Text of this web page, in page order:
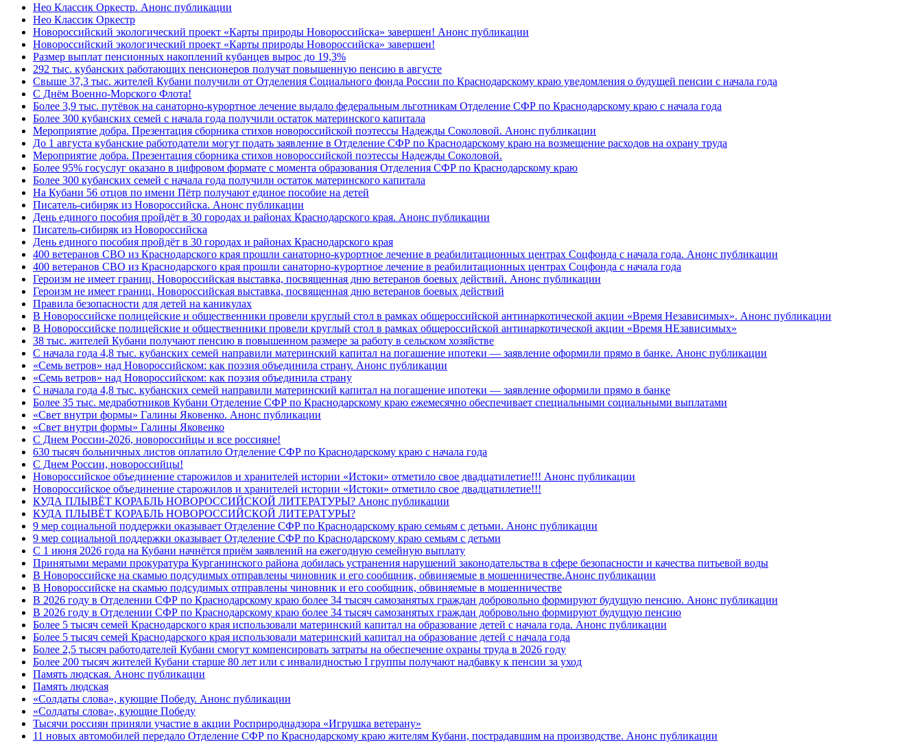
Нео Классик Оркестр. Анонс публикации
Нео Классик Оркестр
Новороссийский экологический проект «Карты природы Новороссийска» завершен! Анонс публикации
Новороссийский экологический проект «Карты природы Новороссийска» завершен!
Размер выплат пенсионных накоплений кубанцев вырос до 19,3%
292 тыс. кубанских работающих пенсионеров получат повышенную пенсию в августе
Свыше 37,3 тыс. жителей Кубани получили от Отделения Социального фонда России по Краснодарскому краю уведомления о будущей пенсии с начала года
C Днём Военно-Морского Флота!
Более 3,9 тыс. путёвок на санаторно-курортное лечение выдало федеральным льготникам Отделение СФР по Краснодарскому краю с начала года
Более 300 кубанских семей с начала года получили остаток материнского капитала
Мероприятие добра. Презентация сборника стихов новороссийской поэтессы Надежды Соколовой. Анонс публикации
До 1 августа кубанские работодатели могут подать заявление в Отделение СФР по Краснодарскому краю на возмещение расходов на охрану труда
Мероприятие добра. Презентация сборника стихов новороссийской поэтессы Надежды Соколовой.
Более 95% госуслуг оказано в цифровом формате с момента образования Отделения СФР по Краснодарскому краю
Более 300 кубанских семей с начала года получили остаток материнского капитала
На Кубани 56 отцов по имени Пётр получают единое пособие на детей
Писатель-сибиряк из Новороссийска. Анонс публикации
День единого пособия пройдёт в 30 городах и районах Краснодарского края. Анонс публикации
Писатель-сибиряк из Новороссийска
День единого пособия пройдёт в 30 городах и районах Краснодарского края
400 ветеранов СВО из Краснодарского края прошли санаторно-курортное лечение в реабилитационных центрах Соцфонда с начала года. Анонс публикации
400 ветеранов СВО из Краснодарского края прошли санаторно-курортное лечение в реабилитационных центрах Соцфонда с начала года
Героизм не имеет границ. Новороссийская выставка, посвященная дню ветеранов боевых действий. Анонс публикации
Героизм не имеет границ. Новороссийская выставка, посвященная дню ветеранов боевых действий
Правила безопасности для детей на каникулах
В Новороссийске полицейские и общественники провели круглый стол в рамках общероссийской антинаркотической акции «Время Независимых». Анонс публикации
В Новороссийске полицейские и общественники провели круглый стол в рамках общероссийской антинаркотической акции «Время НЕзависимых»
38 тыс. жителей Кубани получают пенсию в повышенном размере за работу в сельском хозяйстве
С начала года 4,8 тыс. кубанских семей направили материнский капитал на погашение ипотеки — заявление оформили прямо в банке. Анонс публикации
«Семь ветров» над Новороссийском: как поэзия объединила страну. Анонс публикации
«Семь ветров» над Новороссийском: как поэзия объединила страну
С начала года 4,8 тыс. кубанских семей направили материнский капитал на погашение ипотеки — заявление оформили прямо в банке
Более 35 тыс. медработников Кубани Отделение СФР по Краснодарскому краю ежемесячно обеспечивает специальными социальными выплатами
«Свет внутри формы» Галины Яковенко. Анонс публикации
«Свет внутри формы» Галины Яковенко
C Днем России-2026, новороссийцы и все россияне!
630 тысяч больничных листов оплатило Отделение СФР по Краснодарскому краю с начала года
C Днем России, новороссийцы!
Новороссийское объединение старожилов и хранителей истории «Истоки» отметило свое двадцатилетие!!! Анонс публикации
Новороссийское объединение старожилов и хранителей истории «Истоки» отметило свое двадцатилетие!!!
КУДА ПЛЫВЁТ КОРАБЛЬ НОВОРОССИЙСКОЙ ЛИТЕРАТУРЫ? Анонс публикации
КУДА ПЛЫВЁТ КОРАБЛЬ НОВОРОССИЙСКОЙ ЛИТЕРАТУРЫ?
9 мер социальной поддержки оказывает Отделение СФР по Краснодарскому краю семьям с детьми. Анонс публикации
9 мер социальной поддержки оказывает Отделение СФР по Краснодарскому краю семьям с детьми
С 1 июня 2026 года на Кубани начнётся приём заявлений на ежегодную семейную выплату
Принятыми мерами прокуратура Курганинского района добилась устранения нарушений законодательства в сфере безопасности и качества питьевой воды
В Новороссийске на скамью подсудимых отправлены чиновник и его сообщник, обвиняемые в мошенничестве.Анонс публикации
В Новороссийске на скамью подсудимых отправлены чиновник и его сообщник, обвиняемые в мошенничестве
В 2026 году в Отделении СФР по Краснодарскому краю более 34 тысяч самозанятых граждан добровольно формируют будущую пенсию. Анонс публикации
В 2026 году в Отделении СФР по Краснодарскому краю более 34 тысяч самозанятых граждан добровольно формируют будущую пенсию
Более 5 тысяч семей Краснодарского края использовали материнский капитал на образование детей с начала года. Анонс публикации
Более 5 тысяч семей Краснодарского края использовали материнский капитал на образование детей с начала года
Более 2,5 тысяч работодателей Кубани смогут компенсировать затраты на обеспечение охраны труда в 2026 году
Более 200 тысяч жителей Кубани старше 80 лет или с инвалидностью I группы получают надбавку к пенсии за уход
Память людская. Анонс публикации
Память людская
«Солдаты слова», кующие Победу. Анонс публикации
«Солдаты слова», кующие Победу
Тысячи россиян приняли участие в акции Росприроднадзора «Игрушка ветерану»
11 новых автомобилей передало Отделение СФР по Краснодарскому краю жителям Кубани, пострадавшим на производстве. Анонс публикации